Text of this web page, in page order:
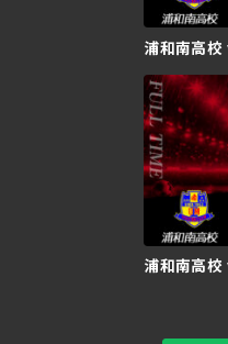
浦和南高校
浦和南高校